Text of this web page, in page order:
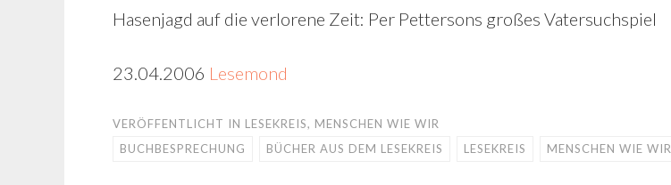
Hasenjagd auf die verlorene Zeit: Per Pettersons großes Vatersuchspiel
23.04.2006 Lesemond
VERÖFFENTLICHT IN LESEKREIS, MENSCHEN WIE WIR
BUCHBESPRECHUNG
BÜCHER AUS DEM LESEKREIS LESEKREIS MENSCHEN WIE WIR